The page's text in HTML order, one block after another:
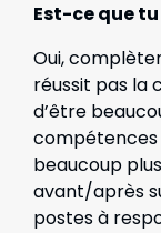
Est-ce que
Oui,
réussit pas la
d’être
beaucoup
avant/après
postes à